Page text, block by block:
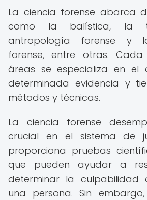
La ciencia forense abarca
como la balística, la
antropología forense y
forense, entre otras.
áreas se especializa en el
determinada evidencia y
métodos y técnicas.
La ciencia forense
crucial en el sistema de
proporciona pruebas
que pueden ayudar a
determinar la culpabilidad
una persona. Sin